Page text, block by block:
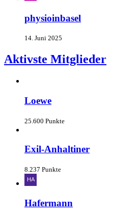
physioinbasel
14. Juni 2025
Aktivste Mitglieder
Loewe
25.600 Punkte
Exil-Anhaltiner
8.237 Punkte
Hafermann